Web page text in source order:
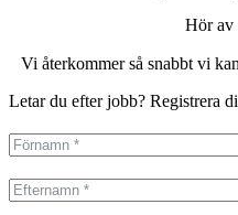
Hör av
Vi återkommer så snabbt vi
Letar du efter jobb? Registrera